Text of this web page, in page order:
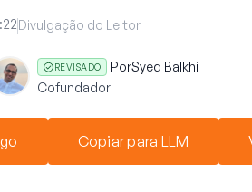
Divulgação do Leitor
REVISADO PorSyed Balkhi
Cofundador
Copiar para LLM